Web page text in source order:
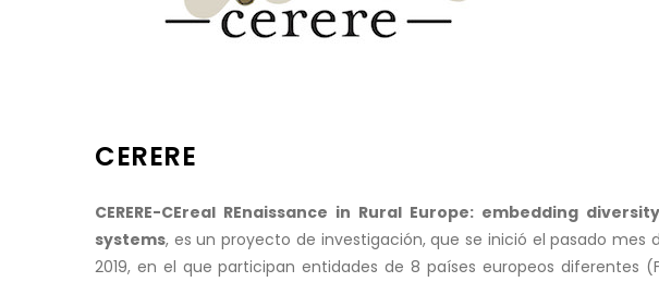
CERERE
CERERE-CEreal REnaissance in Rural Europe: embedding
systems, es un proyecto de investigación, que se inició el pasado mes
2019, en el que participan entidades de 8 países europeos diferentes